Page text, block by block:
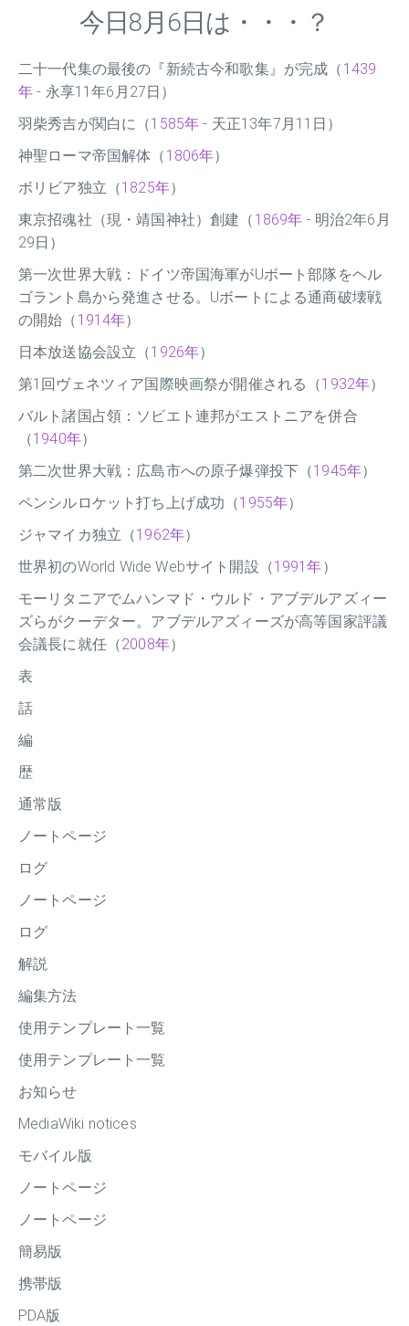
今日8月6日は・・・？
二十一代集の最後の『新続古今和歌集』が完成（ 1439
年 - 永享11年6月27日）
羽柴秀吉が関白に（1585年 - 天正13年7月11日）
神聖ローマ帝国解体（ 1806年）
ボリビア独立（1825年）
東京招魂社（現・靖国神社）創建（ 1869年 - 明治2年6月
29日）
第一次世界大戦：ドイツ帝国海軍がUボート部隊をヘル
ゴラント島から発進させる。Uボートによる通商破壊戦
の開始（ 1914年）
日本放送協会設立（1926年）
第1回ヴェネツィア国際映画祭が開催される（1932年）
バルト諸国占領：ソビエト連邦がエストニアを併合
（1940年）
第二次世界大戦：広島市への原子爆弾投下（1945年）
ペンシルロケット打ち上げ成功（1955年）
ジャマイカ独立（1962年）
世界初のWorld Wide Webサイト開設（1991年）
モーリタニアでムハンマド・ウルド・アブデルアズィー
ズらがクーデター。アブデルアズィーズが高等国家評議
会議長に就任（2008年）
表
話
編
歴
通常版
ノートページ
ログ
ノートページ
ログ
解説
編集方法
使用テンプレート一覧
使用テンプレート一覧
お知らせ
MediaWiki notices
モバイル版
ノートページ
ノートページ
簡易版
携帯版
PDA版